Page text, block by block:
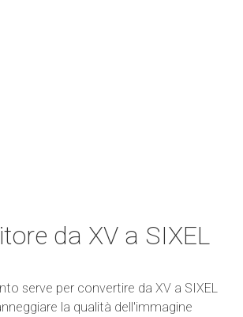
da XV a SIXEL
serve per convertire da XV a SIXEL
la qualità dell'immagine